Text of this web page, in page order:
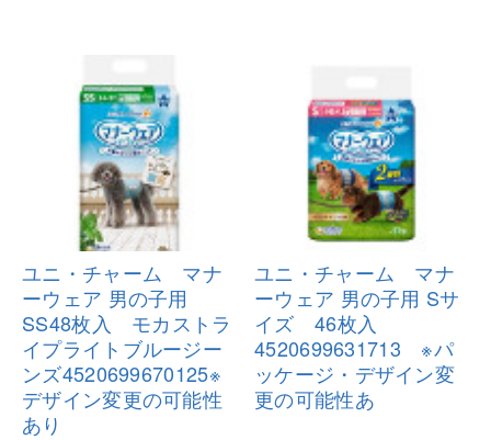
ユニ・チャーム マナ
ーウェア 男の子用
SS48枚入 モカストラ
イプライ トブルージー
ンズ4520699670125※
デザイン変更の可能性
あり
ユニ・チャーム マナ
ーウェア 男の子用 Sサ
イズ 46枚入
4520699631713 ※パ
ッケージ・デザイン変
更の可能性あ